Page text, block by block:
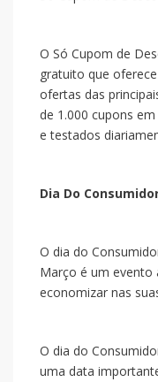
O Só Cupom de
gratuito que
ofertas das
de 1.000 cupons
e testados
Dia Do
O dia do
Março é um evento
economizar nas
O dia do
uma data